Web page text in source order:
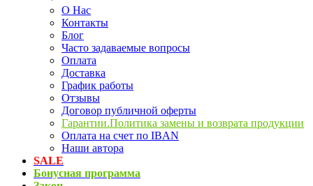
О Нас
Контакты
Блог
Часто задаваемые вопросы
Оплата
Доставка
График работы
Отзывы
Договор публичной оферты
Гарантии.Политика замены и возврата продукции
Оплата на счет по IBAN
Наши автора
SALE
Бонусная программа